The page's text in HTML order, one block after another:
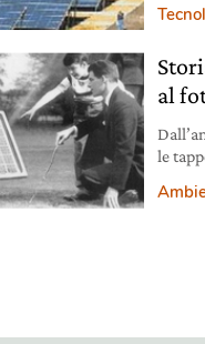
al
le